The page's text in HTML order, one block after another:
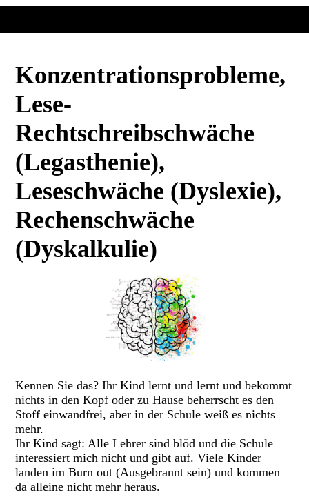
Konzentrationsprobleme,
Lese-
Rechtschreibschwäche
(Legasthenie),
Leseschwäche (Dyslexie),
Rechenschwäche
(Dyskalkulie)
Kennen Sie das? Ihr Kind lernt und lernt und bekommt
nichts in den Kopf oder zu Hause beherrscht es den
Stoff einwandfrei, aber in der Schule weiß es nichts
mehr.
Ihr Kind sagt: Alle Lehrer sind blöd und die Schule
interessiert mich nicht und gibt auf. Viele Kinder
landen im Burn out (Ausgebrannt sein) und kommen
da alleine nicht mehr heraus.